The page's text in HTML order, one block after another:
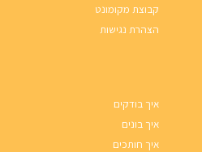
קבוצת מקומונט
הצהרת נגישות
איך בודקים
איך בונים
איך חותכים